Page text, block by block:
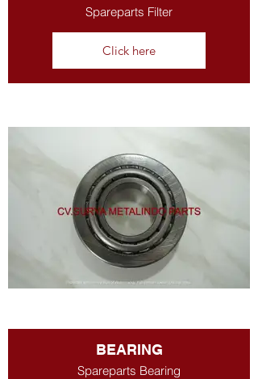
Spareparts Filter
Click here
BEARING
Spareparts Bearing